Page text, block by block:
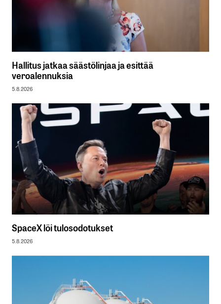
Hallitus jatkaa säästölinjaa ja esittää
veroalennuksia
5.8.2026
SpaceX löi tulosodotukset
5.8.2026